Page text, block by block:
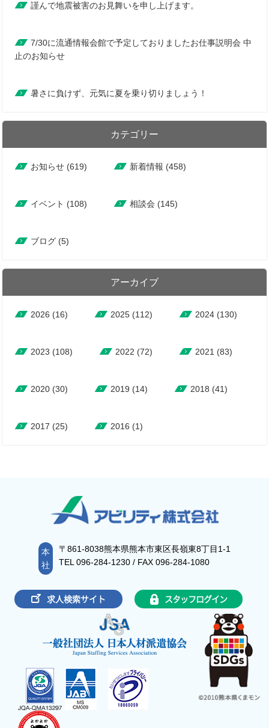
謹んで地震被害のお見舞いを申し上げます。
7/30に流通情報会館で予定しておりましたお仕事説明会 中
止のお知らせ
暑さに負けず、元気に夏を乗り切りましょう！
カテゴリー
お知らせ (619) 新着情報 (458)
イベント (108) 相談会 (145)
ブログ (5)
アーカイブ
2026 (16) 2025 (112) 2024 (130)
2023 (108) 2022 (72) 2021 (83)
2020 (30) 2019 (14) 2018 (41)
2017 (25) 2016 (1)
本
社
〒861-8038熊本県熊本市東区長嶺東8丁目1-1
TEL 096-284-1230 / FAX 096-284-1080
求人検索サイト スタッフログイン